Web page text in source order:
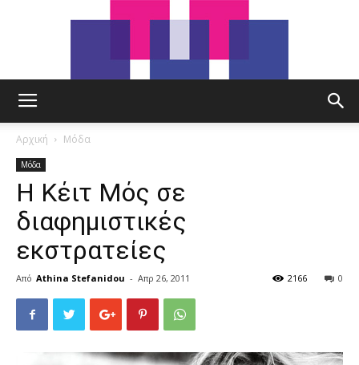
Αρχική Μόδα
Μόδα
Η Κέιτ Μός σε
διαφημιστικές
εκστρατείες
Από Athina Stefanidou - Απρ 26, 2011 0
2166